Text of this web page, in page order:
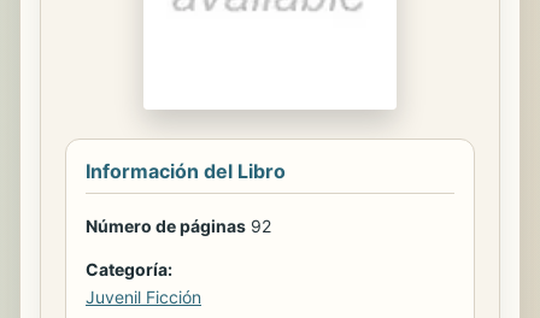
Información del Libro
Número de páginas 92
Categoría:
Juvenil Ficción